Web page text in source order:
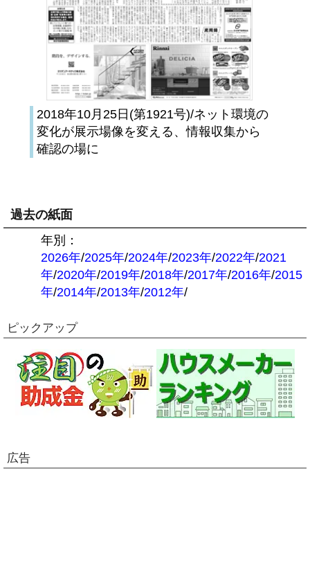
2018年10月25日(第1921号)/ネット環境の
変化が展示場像を変える、情報収集から
確認の場に
過去の紙面
年別：
2026年/2025年/2024年/2023年/2022年/2021
年/2020年/2019年/2018年/2017年/2016年/2015
年/2014年/2013年/2012年/
ピックアップ
広告